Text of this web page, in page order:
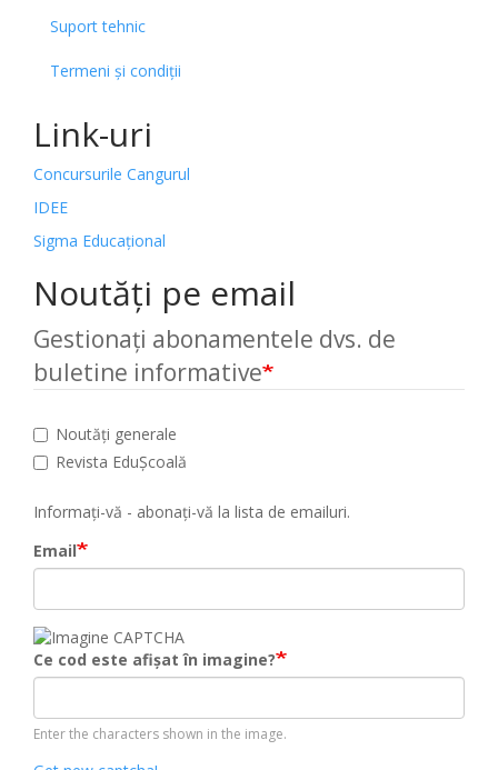
Suport tehnic
Termeni și condiții
Link-uri
Concursurile Cangurul
IDEE
Sigma Educațional
Noutăți pe email
Gestionați abonamentele dvs. de
buletine informative
Noutăți generale
Revista EduȘcoală
Informați-vă - abonați-vă la lista de emailuri.
Email
Ce cod este afișat în imagine?
Enter the characters shown in the image.